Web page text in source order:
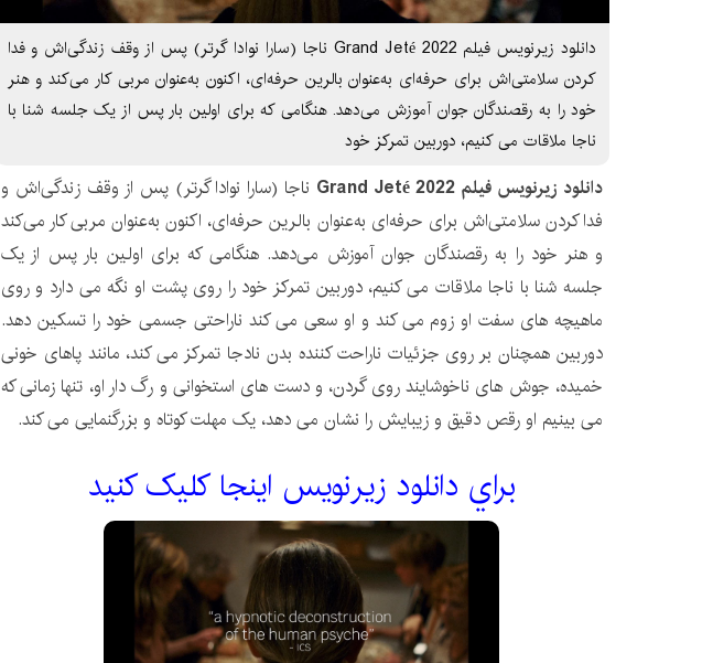
دانلود زیرنویس فیلم Grand Jeté 2022 ناجا (سارا نوادا گرتر) پس از وقف زندگی‌اش و فدا
کردن سلامتی‌اش برای حرفه‌ای به‌عنوان بالرین حرفه‌ای، اکنون به‌عنوان مربی کار می‌کند و هنر
خود را به رقصندگان جوان آموزش می‌دهد. هنگامی که برای اولین بار پس از یک جلسه شنا با
ناجا ملاقات می کنیم، دوربین تمرکز خود
دانلود زیرنویس فیلم Grand Jeté 2022
ناجا (سارا نوادا گرتر) پس از وقف زندگی‌اش و
فدا کردن سلامتی‌اش برای حرفه‌ای به‌عنوان بالرین حرفه‌ای، اکنون به‌عنوان مربی کار می‌کند
و هنر خود را به رقصندگان جوان آموزش می‌دهد. هنگامی که برای اولین بار پس از یک
جلسه شنا با ناجا ملاقات می کنیم، دوربین تمرکز خود را روی پشت او نگه می دارد و روی
ماهیچه های سفت او زوم می کند و او سعی می کند ناراحتی جسمی خود را تسکین دهد.
دوربین همچنان بر روی جزئیات ناراحت کننده بدن نادجا تمرکز می کند، مانند پاهای خونی
خمیده، جوش های ناخوشایند روی گردن، و دست های استخوانی و رگ دار او، تنها زمانی که
می بینیم او رقص دقیق و زیبایش را نشان می دهد، یک مهلت کوتاه و بزرگنمایی می کند.
براي دانلود زيرنويس اينجا کليک کنيد